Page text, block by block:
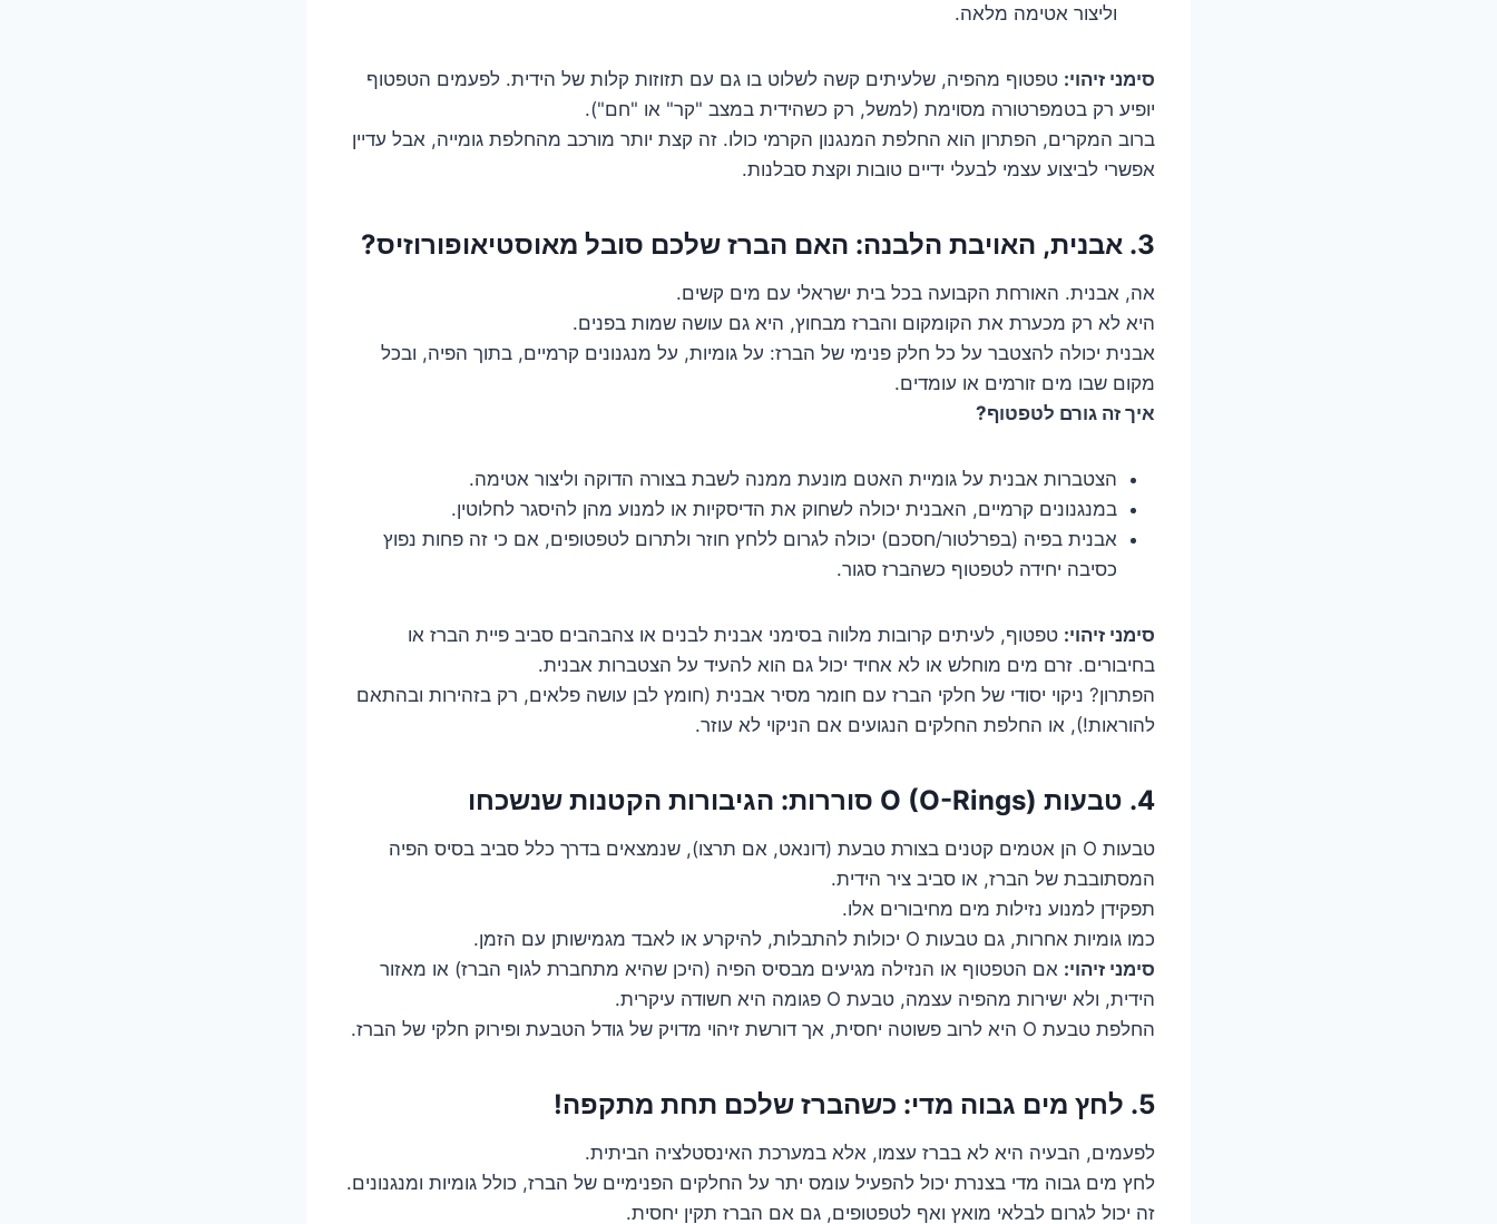
וליצור אטימה מלאה.
סימני זיהוי: טפטוף מהפיה, שלעיתים קשה לשלוט בו גם עם תזוזות קלות של הידית. לפעמים הטפטוף
יופיע רק בטמפרטורה מסוימת (למשל, רק כשהידית במצב "קר" או "חם").
ברוב המקרים, הפתרון הוא החלפת המנגנון הקרמי כולו. זה קצת יותר מורכב מהחלפת גומייה, אבל עדיין
אפשרי לביצוע עצמי לבעלי ידיים טובות וקצת סבלנות.
3. אבנית, האויבת הלבנה: האם הברז שלכם סובל מאוסטיאופורוזיס?
אה, אבנית. האורחת הקבועה בכל בית ישראלי עם מים קשים.
היא לא רק מכערת את הקומקום והברז מבחוץ, היא גם עושה שמות בפנים.
אבנית יכולה להצטבר על כל חלק פנימי של הברז: על גומיות, על מנגנונים קרמיים, בתוך הפיה, ובכל
מקום שבו מים זורמים או עומדים.
איך זה גורם לטפטוף?
הצטברות אבנית על גומיית האטם מונעת ממנה לשבת בצורה הדוקה וליצור אטימה.
במנגנונים קרמיים, האבנית יכולה לשחוק את הדיסקיות או למנוע מהן להיסגר לחלוטין.
אבנית בפיה (בפרלטור/חסכם) יכולה לגרום ללחץ חוזר ולתרום לטפטופים, אם כי זה פחות נפוץ
כסיבה יחידה לטפטוף כשהברז סגור.
סימני זיהוי: טפטוף, לעיתים קרובות מלווה בסימני אבנית לבנים או צהבהבים סביב פיית הברז או
בחיבורים. זרם מים מוחלש או לא אחיד יכול גם הוא להעיד על הצטברות אבנית.
הפתרון? ניקוי יסודי של חלקי הברז עם חומר מסיר אבנית (חומץ לבן עושה פלאים, רק בזהירות ובהתאם
להוראות!), או החלפת החלקים הנגועים אם הניקוי לא עוזר.
4. טבעות O (O-Rings) סוררות: הגיבורות הקטנות שנשכחו
טבעות O הן אטמים קטנים בצורת טבעת (דונאט, אם תרצו), שנמצאים בדרך כלל סביב בסיס הפיה
המסתובבת של הברז, או סביב ציר הידית.
תפקידן למנוע נזילות מים מחיבורים אלו.
כמו גומיות אחרות, גם טבעות O יכולות להתבלות, להיקרע או לאבד מגמישותן עם הזמן.
סימני זיהוי: אם הטפטוף או הנזילה מגיעים מבסיס הפיה (היכן שהיא מתחברת לגוף הברז) או מאזור
הידית, ולא ישירות מהפיה עצמה, טבעת O פגומה היא חשודה עיקרית.
החלפת טבעת O היא לרוב פשוטה יחסית, אך דורשת זיהוי מדויק של גודל הטבעת ופירוק חלקי של הברז.
5. לחץ מים גבוה מדי: כשהברז שלכם תחת מתקפה!
לפעמים, הבעיה היא לא בברז עצמו, אלא במערכת האינסטלציה הביתית.
לחץ מים גבוה מדי בצנרת יכול להפעיל עומס יתר על החלקים הפנימיים של הברז, כולל גומיות ומנגנונים.
זה יכול לגרום לבלאי מואץ ואף לטפטופים, גם אם הברז תקין יחסית.